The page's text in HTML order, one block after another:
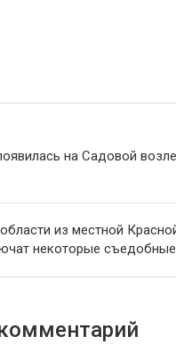
на Садовой
из местной
некоторые